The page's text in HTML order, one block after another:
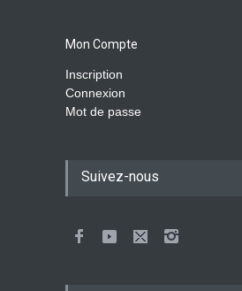
Mon Compte
Inscription
Connexion
Mot de passe
Suivez-nous